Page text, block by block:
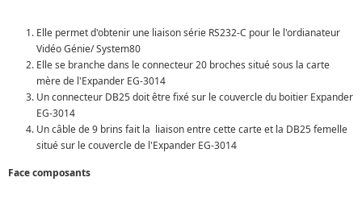
Elle permet d'obtenir une liaison série RS232-C pour le l'ordianateur
Vidéo Génie/ System80
Elle se branche dans le connecteur 20 broches situé sous la carte
mère de l'Expander EG-3014
Un connecteur DB25 doit être fixé sur le couvercle du boitier Expander
EG-3014
Un câble de 9 brins fait la liaison entre cette carte et la DB25 femelle
situé sur le couvercle de l'Expander EG-3014
Face composants